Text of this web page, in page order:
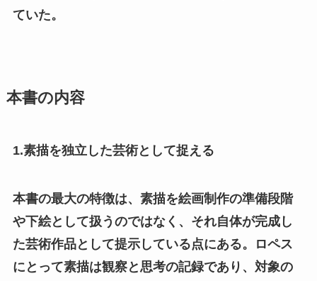
ていた。
本書の内容
1.素描を独立した芸術として捉える
本書の最大の特徴は、素描を絵画制作の準備段階
や下絵として扱うのではなく、それ自体が完成し
た芸術作品として提示している点にある。ロペス
にとって素描は観察と思考の記録であり、対象の